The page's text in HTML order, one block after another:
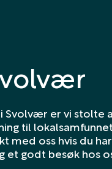
Svolvær er vi stolte
til
med oss hvis du
et godt besøk hos